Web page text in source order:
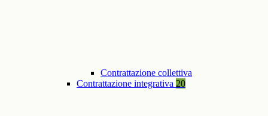
Contrattazione collettiva
Contrattazione integrativa 20